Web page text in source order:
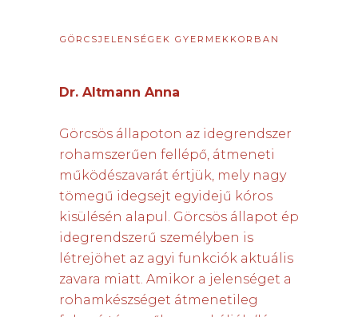
GÖRCSJELENSÉGEK GYERMEKKORBAN
Dr. Altmann Anna
Görcsös állapoton az idegrendszer
rohamszerűen fellépő, átmeneti
működészavarát értjük, mely nagy
tömegű idegsejt egyidejű kóros
kisülésén alapul. Görcsös állapot ép
idegrendszerű személyben is
létrejöhet az agyi funkciók aktuális
zavara miatt. Amikor a jelenséget a
rohamkészséget átmenetileg